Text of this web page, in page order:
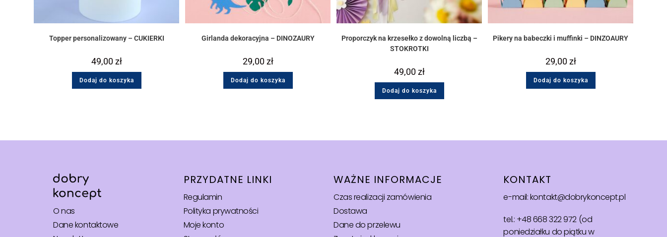
Topper personalizowany – CUKIERKI
49,00zł
Dodaj do koszyka
Girlanda dekoracyjna – DINOZAURY
29,00zł
Dodaj do koszyka
Proporczyk na krzesełko z dowolną liczbą –
STOKROTKI
49,00zł
Dodaj do koszyka
Pikery na babeczki i muffinki – DINZOAURY
29,00zł
Dodaj do koszyka
O nas
Dane kontaktowe
PRZYDATNE LINKI
Regulamin
Polityka prywatności
Moje konto
WAŻNE INFORMACJE
Czas realizacji zamówienia
Dostawa
Dane do przelewu
KONTAKT
e-mail: kontakt@dobrykoncept.pl
tel.: +48 668 322 972 (od
poniedziałku do piątku w